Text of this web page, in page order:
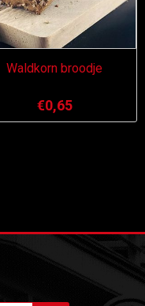
Waldkorn broodje
€0,65